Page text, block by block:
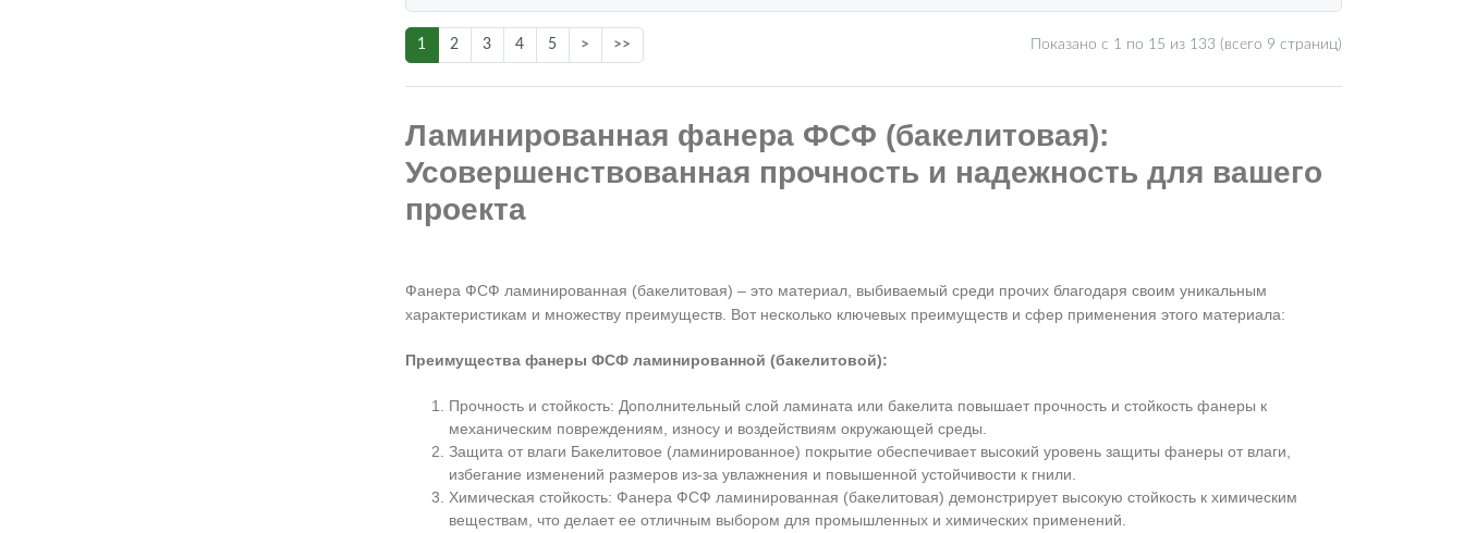
Показано с 1 по 15 из 133 (всего 9 страниц)
1 2 3 4 5 > >>
Ламинированная фанера ФСФ (бакелитовая):
Усовершенствованная прочность и надежность для вашего
проекта
Фанера ФСФ ламинированная (бакелитовая) – это материал, выбиваемый среди прочих благодаря своим уникальным
характеристикам и множеству преимуществ. Вот несколько ключевых преимуществ и сфер применения этого материала:
Преимущества фанеры ФСФ ламинированной (бакелитовой):
Прочность и стойкость: Дополнительный слой ламината или бакелита повышает прочность и стойкость фанеры к
механическим повреждениям, износу и воздействиям окружающей среды.
Защита от влаги Бакелитовое (ламинированное) покрытие обеспечивает высокий уровень защиты фанеры от влаги,
избегание изменений размеров из-за увлажнения и повышенной устойчивости к гнили.
Химическая стойкость: Фанера ФСФ ламинированная (бакелитовая) демонстрирует высокую стойкость к химическим
веществам, что делает ее отличным выбором для промышленных и химических применений.